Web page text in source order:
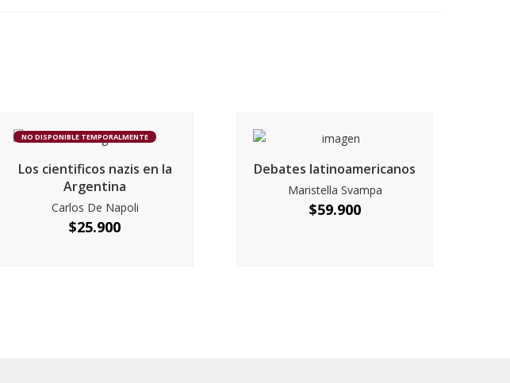
NO DISPONIBLE TEMPORALMENTE
Los cientificos nazis en la
Argentina
Carlos De Napoli
$25.900
Debates latinoamericanos
Maristella Svampa
$59.900